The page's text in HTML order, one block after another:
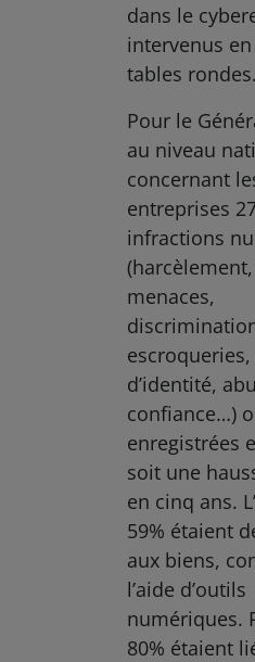
dans le
intervenus
tables rondes.
Pour le
au niveau
concernant
entreprises
infractions
menaces,
d’identité,
confiance…)
enregistrées
soit une
en cinq ans.
59% étaient
aux biens,
l’aide d’outils
numériques.
80% étaient